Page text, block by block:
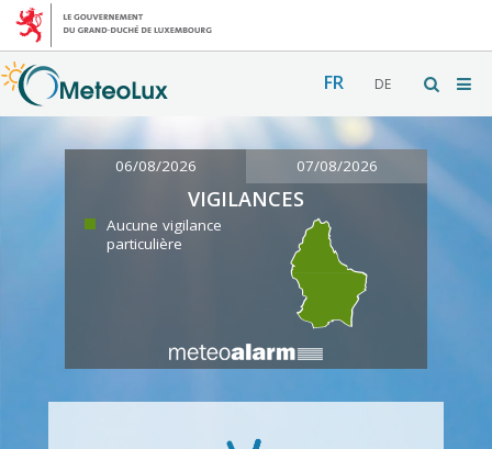
FR DE
06/08/2026 07/08/2026
VIGILANCES
Aucune vigilance
particulière